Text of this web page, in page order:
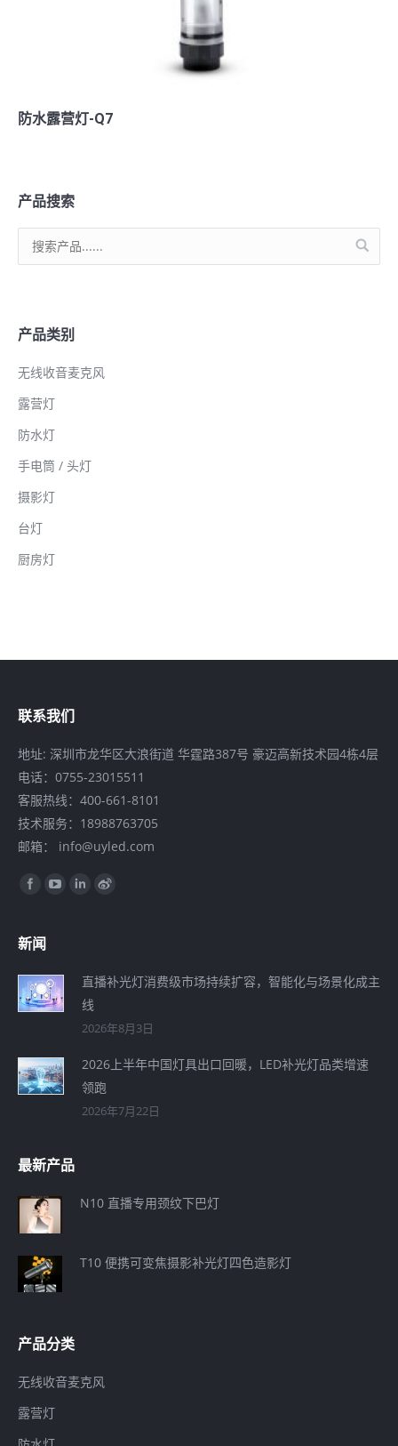
防水露营灯-Q7
产品搜索
产品类别
无线收音麦克风
露营灯
防水灯
手电筒 / 头灯
摄影灯
台灯
厨房灯
联系我们
地址: 深圳市龙华区大浪街道 华霆路387号 豪迈高新技术园4栋4层
电话：0755-23015511
客服热线：400-661-8101
技术服务：18988763705
邮箱： info@uyled.com
找到我们：
FacebookYouTubeLinkedinWeibo
新闻
直播补光灯消费级市场持续扩容，智能化与场景化成主
线
2026年8月3日
2026上半年中国灯具出口回暖，LED补光灯品类增速
领跑
2026年7月22日
最新产品
N10 直播专用颈纹下巴灯
T10 便携可变焦摄影补光灯四色造影灯
产品分类
无线收音麦克风
露营灯